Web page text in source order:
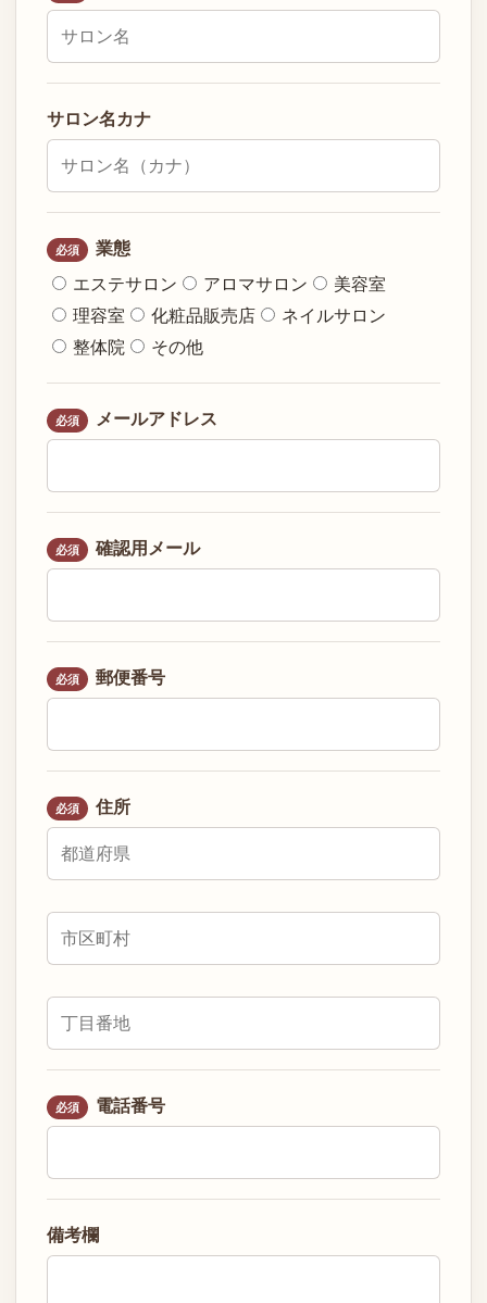
サロン名カナ
必須
業態
エステサロン
アロマサロン
美容室
理容室
化粧品販売店
ネイルサロン
整体院
その他
必須 メールアドレス
必須 確認用メール
必須 郵便番号
必須 住所
必須 電話番号
備考欄